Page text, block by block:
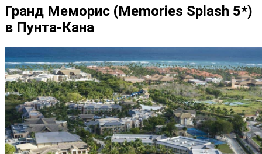
Гранд Меморис (Memories Splash 5*)
в Пунта-Кана